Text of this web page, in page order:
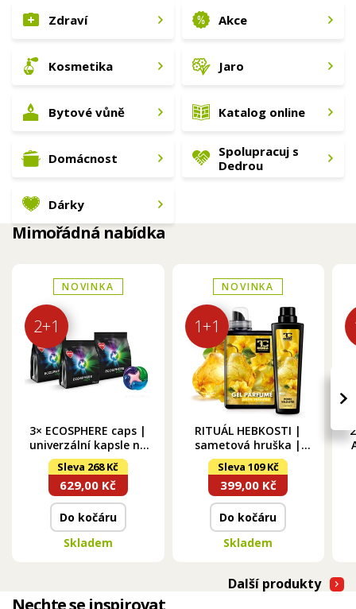
Zdraví
Kosmetika
Bytové vůně
Domácnost
Dárky
Akce
Jaro
Katalog online
Spolupracuj s
Dedrou
Mimořádná nabídka
NOVINKA
2+1
3× ECOSPHERE caps |
univerzální kapsle na
praní | koncentrované
| 90 praní
Sleva 268 Kč
629,00 Kč
Do kočáru
Skladem
NOVINKA
1+1
RITUÁL HEBKOSTI |
sametová hruška |
pro hebké a
provoněné prádlo |
gel parfumé & aviváž
| 1050 ml + 750 ml
Sleva 109 Kč
399,00 Kč
Do kočáru
Skladem
›
Další produkty